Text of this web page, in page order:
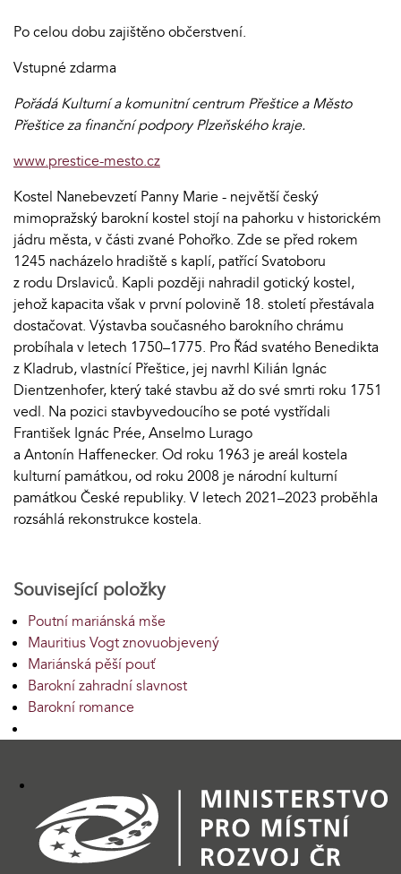
Po celou dobu zajištěno občerstvení.
Vstupné zdarma
Pořádá Kulturní a komunitní centrum Přeštice a Město
Přeštice za finanční podpory Plzeňského kraje.
www.prestice-mesto.cz
Kostel Nanebevzetí Panny Marie - největší český
mimopražský barokní kostel stojí na pahorku v historickém
jádru města, v části zvané Pohořko. Zde se před rokem
1245 nacházelo hradiště s kaplí, patřící Svatoboru
z rodu Drslaviců. Kapli později nahradil gotický kostel,
jehož kapacita však v první polovině 18. století přestávala
dostačovat. Výstavba současného barokního chrámu
probíhala v letech 1750–1775. Pro Řád svatého Benedikta
z Kladrub, vlastnící Přeštice, jej navrhl Kilián Ignác
Dientzenhofer, který také stavbu až do své smrti roku 1751
vedl. Na pozici stavbyvedoucího se poté vystřídali
František Ignác Prée, Anselmo Lurago
a Antonín Haffenecker. Od roku 1963 je areál kostela
kulturní památkou, od roku 2008 je národní kulturní
památkou České republiky. V letech 2021–2023 proběhla
rozsáhlá rekonstrukce kostela.
Související položky
Poutní mariánská mše
Mauritius Vogt znovuobjevený
Mariánská pěší pouť
Barokní zahradní slavnost
Barokní romance